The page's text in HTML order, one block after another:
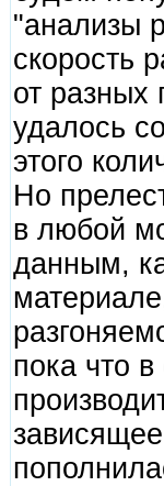
"анализы
скорость
от разных
удалось
этого
Но
в любой
данным,
пока что